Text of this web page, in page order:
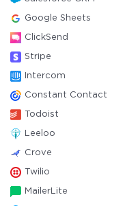
Google Sheets
ClickSend
Stripe
Intercom
Constant Contact
Todoist
Leeloo
Crove
Twilio
MailerLite